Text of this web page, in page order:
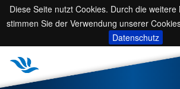
Diese Seite nutzt Cookies. Durch die
stimmen Sie der Verwendung unserer
Datenschutz